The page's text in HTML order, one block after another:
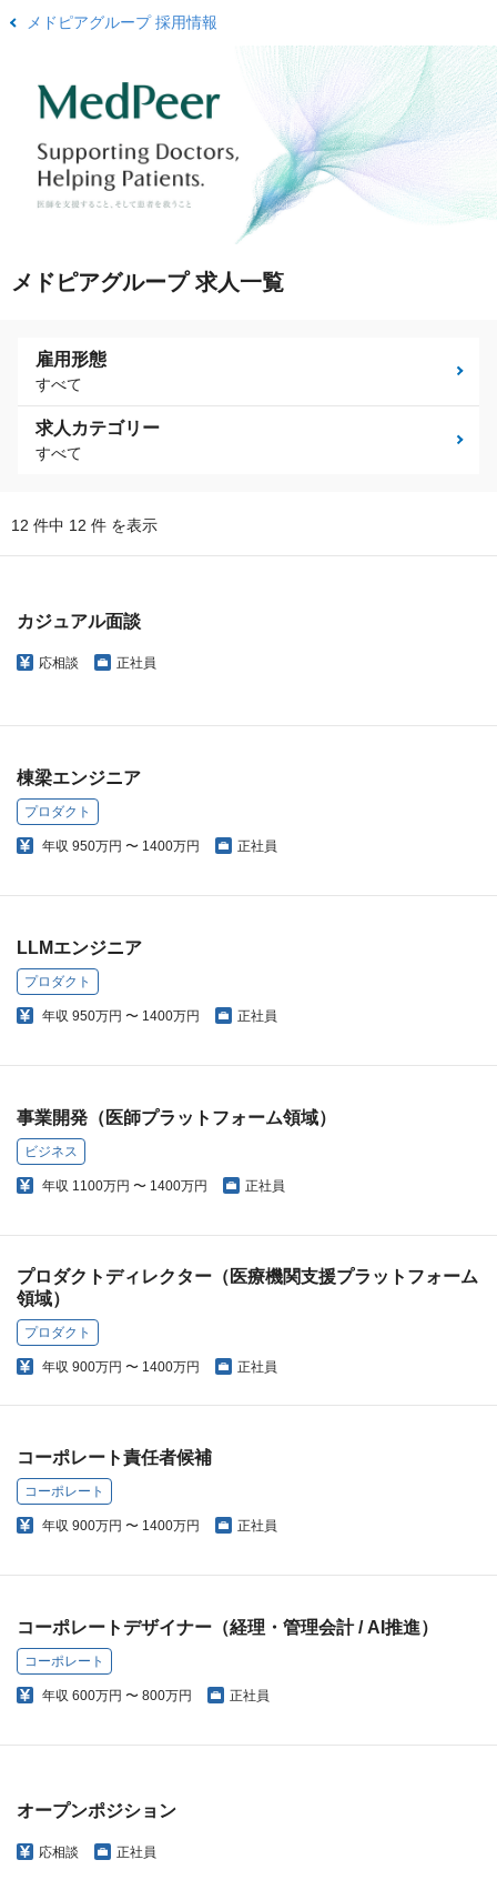
メドピアグループ 採用情報
メドピアグループ 求人一覧
雇用形態
すべて
求人カテゴリー
すべて
12 件中 12 件 を表示
カジュアル面談
応相談 正社員
棟梁エンジニア
プロダクト
年収 950万円 〜 1400万円 正社員
LLMエンジニア
プロダクト
年収 950万円 〜 1400万円 正社員
事業開発（医師プラットフォーム領域）
ビジネス
年収 1100万円 〜 1400万円 正社員
プロダクトディレクター（医療機関支援プラットフォーム
領域）
プロダクト
年収 900万円 〜 1400万円 正社員
コーポレート責任者候補
コーポレート
年収 900万円 〜 1400万円 正社員
コーポレートデザイナー（経理・管理会計 / AI推進）
コーポレート
年収 600万円 〜 800万円 正社員
オープンポジション
応相談 正社員